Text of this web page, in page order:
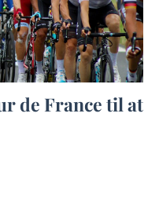
de France til at